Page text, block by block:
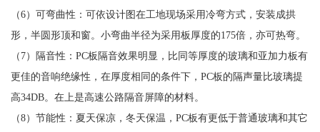
（6）可弯曲性：可依设计图在工地现场采用冷弯方式，安装成拱
形，半圆形顶和窗。小弯曲半径为采用板厚度的175倍，亦可热弯。
（7）隔音性：PC板隔音效果明显，比同等厚度的玻璃和亚加力板有
更佳的音响绝缘性，在厚度相同的条件下，PC板的隔声量比玻璃提
高34DB。在上是高速公路隔音屏障的材料。
（8）节能性：夏天保凉，冬天保温，PC板有更低于普通玻璃和其它